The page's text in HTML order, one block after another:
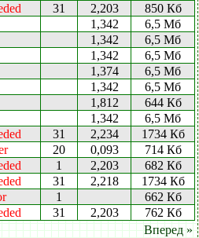
31 2,203
850 Кб
1,342
6,5 Мб
1,342
6,5 Мб
1,342
6,5 Мб
1,374
6,5 Мб
1,342
6,5 Мб
1,812
644 Кб
1,342
6,5 Мб
31 2,234
1734 Кб
20 0,093
714 Кб
1 2,203
682 Кб
31 2,218
1734 Кб
1
662 Кб
31 2,203
762 Кб
Вперед »